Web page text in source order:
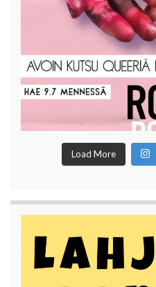
Load More